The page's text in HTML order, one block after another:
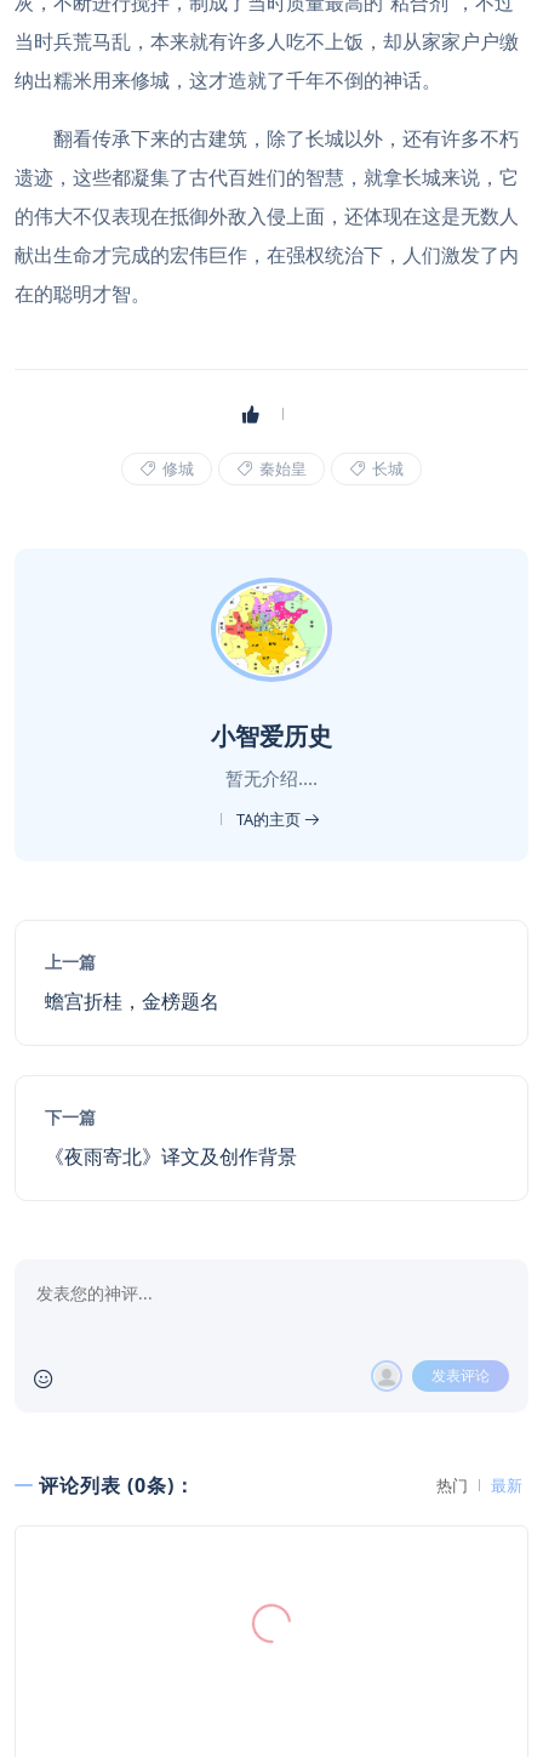
当时兵荒马乱，本来就有许多人吃不上饭，却从家家户户缴
纳出糯米用来修城，这才造就了千年不倒的神话。
翻看传承下来的古建筑，除了长城以外，还有许多不朽
遗迹，这些都凝集了古代百姓们的智慧，就拿长城来说，它
的伟大不仅表现在抵御外敌入侵上面，还体现在这是无数人
献出生命才完成的宏伟巨作，在强权统治下，人们激发了内
在的聪明才智。
修城 秦始皇 长城
小智爱历史
暂无介绍....
TA的主页
上一篇
蟾宫折桂，金榜题名
下一篇
《夜雨寄北》译文及创作背景
发表评论
评论列表 (0条)： 热门 最新